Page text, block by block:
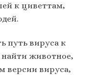
к циветтам,
путь вируса к
животное,
версии вируса,